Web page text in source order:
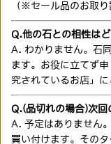
（※セール品のお取り
Q.他の石との相性は
A. わかりません。石
ます。お役に立てず
究されているお店」
Q.(品切れの場合)次回
A. 予定はありません
買い付けます。その